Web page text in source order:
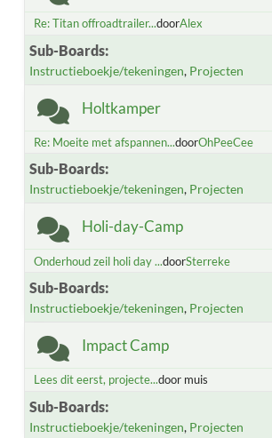
Re: Titan offroadtrailer...doorAlex
Sub-Boards
Instructieboekje/tekeningen Projecten
Holtkamper
Re: Moeite met afspannen...doorOhPeeCee
Sub-Boards
Instructieboekje/tekeningen Projecten
Holi-day-Camp
Onderhoud zeil holi day ...doorSterreke
Sub-Boards
Instructieboekje/tekeningen Projecten
Impact Camp
Lees dit eerst, projecte...door muis
Sub-Boards
Instructieboekje/tekeningen Projecten